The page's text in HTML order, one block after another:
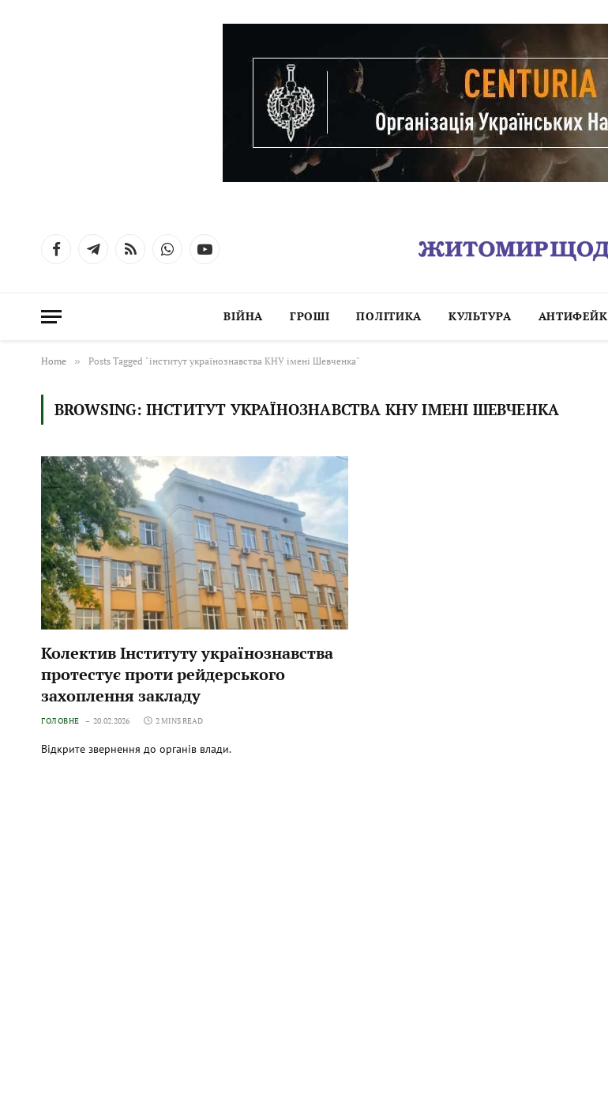
FacebookTelegramRSS WhatsAppYouTube
ВІЙНА ГРОШІ ПОЛІТИКА КУЛЬТУРА АНТИФЕЙК
Home » Posts Tagged "інститут українознавства КНУ імені Шевченка"
BROWSING: ІНСТИТУТ УКРАЇНОЗНАВСТВА КНУ ІМЕНІ ШЕВЧЕНКА
Колектив Інституту українознавства
протестує проти рейдерського
захоплення закладу
ГОЛОВНЕ 20.02.2026 2 MINS READ
Відкрите звернення до органів влади.